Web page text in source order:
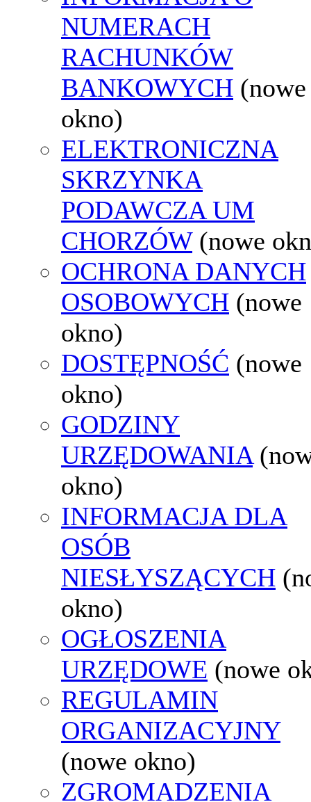
NUMERACH
RACHUNKÓW
BANKOWYCH (nowe
okno)
ELEKTRONICZNA
SKRZYNKA
PODAWCZA UM
CHORZÓW (nowe
OCHRONA DANYCH
OSOBOWYCH (nowe
okno)
DOSTĘPNOŚĆ (nowe
okno)
GODZINY
URZĘDOWANIA
okno)
INFORMACJA DLA
OSÓB
NIESŁYSZĄCYCH
okno)
OGŁOSZENIA
URZĘDOWE (nowe
REGULAMIN
ORGANIZACYJNY
(nowe okno)
ZGROMADZENIA